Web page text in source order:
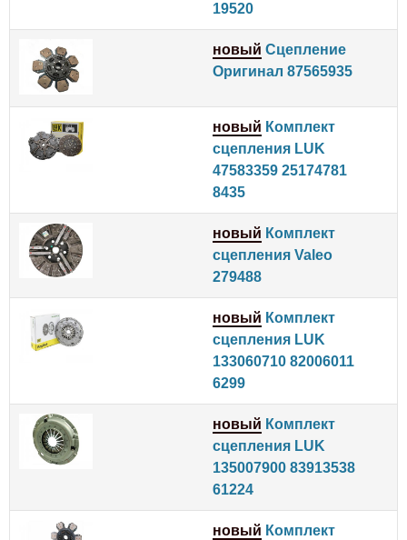
19520
новый Сцепление
Оригинал 87565935
новый Комплект
сцепления LUK
47583359 25174781
8435
новый Комплект
сцепления Valeo
279488
новый Комплект
сцепления LUK
133060710 82006011
6299
новый Комплект
сцепления LUK
135007900 83913538
61224
новый Комплект